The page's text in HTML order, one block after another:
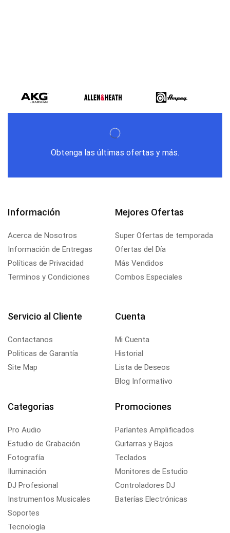
Obtenga las últimas ofertas y más.
Información
Acerca de Nosotros
Información de Entregas
Políticas de Privacidad
Terminos y Condiciones
Mejores Ofertas
Super Ofertas de temporada
Ofertas del Día
Más Vendidos
Combos Especiales
Servicio al Cliente
Contactanos
Politicas de Garantía
Site Map
Cuenta
Mi Cuenta
Historial
Lista de Deseos
Blog Informativo
Categorias
Pro Audio
Estudio de Grabación
Fotografía
Iluminación
DJ Profesional
Instrumentos Musicales
Soportes
Tecnología
Promociones
Parlantes Amplificados
Guitarras y Bajos
Teclados
Monitores de Estudio
Controladores DJ
Baterías Electrónicas